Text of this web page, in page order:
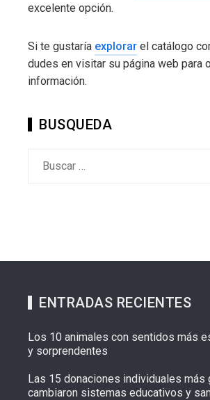
excelente opción.
Si te gustaría explorar el catálogo
dudes en visitar su página web para
información.
BUSQUEDA
ENTRADAS RECIENTES
Los 10 animales con sentidos más
y sorprendentes
Las 15 donaciones individuales más
cambiaron sistemas educativos y